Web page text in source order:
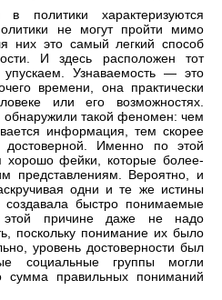
политики характеризуются
не могут пройти мимо
них это самый легкий способ
И здесь расположен тот
Узнаваемость — это
времени, она практически
или его возможностях.
обнаружили такой феномен: чем
информация, тем скорее
Именно по этой
хорошо фейки, которые более-
представлениям. Вероятно, и
одни и те же истины
быстро понимаемые
причине даже не надо
поскольку понимание их было
уровень достоверности был
социальные группы могли
сумма правильных пониманий